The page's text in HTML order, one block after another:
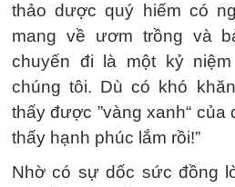
thảo dược quý hiếm có
mang về ươm trồng và
chuyến đi là một kỷ
chúng tôi. Dù có khó
thấy được ”vàng xanh“ của
thấy hạnh phúc lắm rồi!”
Nhờ có sự dốc sức đồng